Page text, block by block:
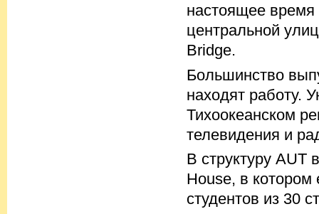
настоящее время
центральной
Bridge.
Большинство
находят работу.
Тихоокеанском
телевидения и
В структуру AUT
House, в котором
студентов из 30